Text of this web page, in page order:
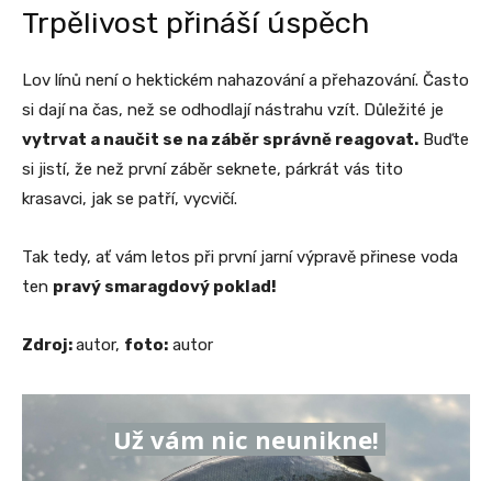
Trpělivost přináší úspěch
Lov línů není o hektickém nahazování a přehazování. Často
si dají na čas, než se odhodlají nástrahu vzít. Důležité je
vytrvat a naučit se na záběr správně reagovat. Buďte
si jistí, že než první záběr seknete, párkrát vás tito
krasavci, jak se patří, vycvičí.
Tak tedy, ať vám letos při první jarní výpravě přinese voda
ten pravý smaragdový poklad!
Zdroj:autor, foto: autor
Už vám nic neunikne!